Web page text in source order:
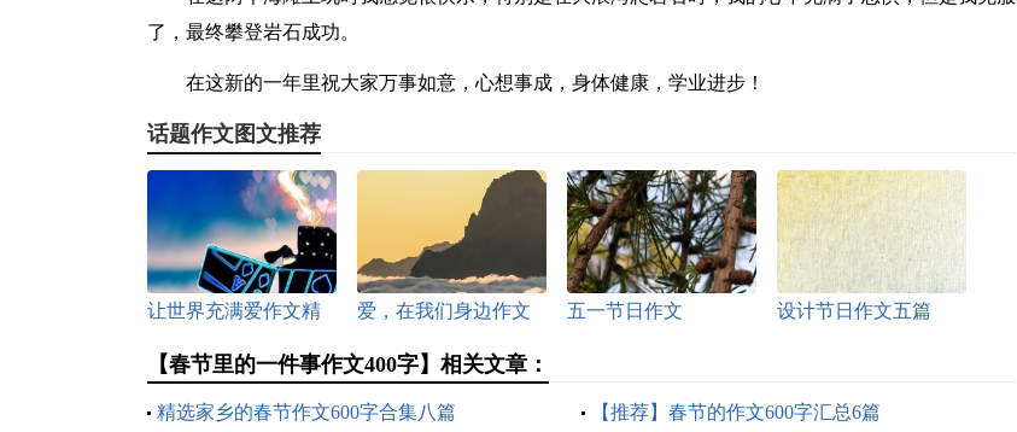
了，最终攀登岩石成功。
在这新的一年里祝大家万事如意，心想事成，身体健康，学业进步！
话题作文图文推荐
让世界充满爱作文精
爱，在我们身边作文 五一节日作文 设计节日作文五篇
【春节里的一件事作文400字】相关文章：
精选家乡的春节作文600字合集八篇 【推荐】春节的作文600字汇总6篇